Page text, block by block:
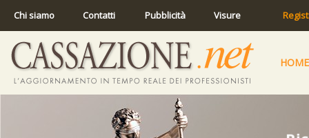
Chi siamo Contatti Pubblicità Visure
HOME